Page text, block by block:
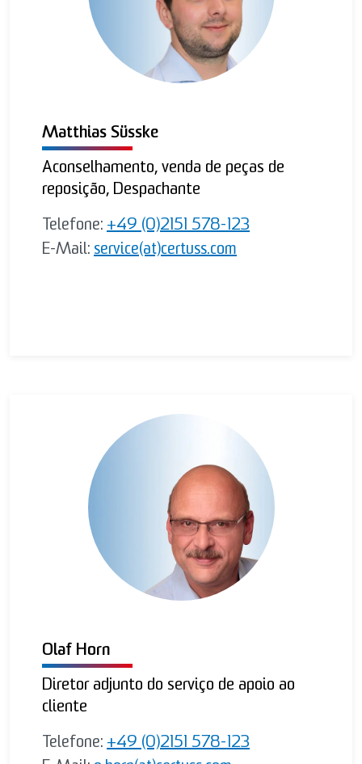
Aconselhamento, venda de peças de
reposição, Despachante
Matthias Süsske
Telefone: +49 (0)2151 578-123
E-Mail: service(at)certuss.com
Diretor adjunto do serviço de apoio ao
cliente
Olaf Horn
Telefone: +49 (0)2151 578-123